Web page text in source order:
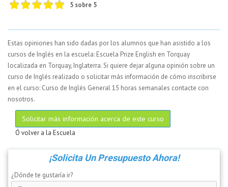
5 sobre 5
Estas opiniones han sido dadas por los alumnos que han asistido a los
cursos de Inglés en la escuela: Escuela Prize English en Torquay
localizada en Torquay, Inglaterra. Si quiere dejar alguna opinión sobre un
curso de Inglés realizado o solicitar más información de cómo inscribirse
en el curso: Curso de Inglés General 15 horas semanales contacte con
nosotros.
Solicitar más información acerca de este curso
Ó volver a la Escuela
¡Solicita Un Presupuesto Ahora!
¿Dónde te gustaría ir?